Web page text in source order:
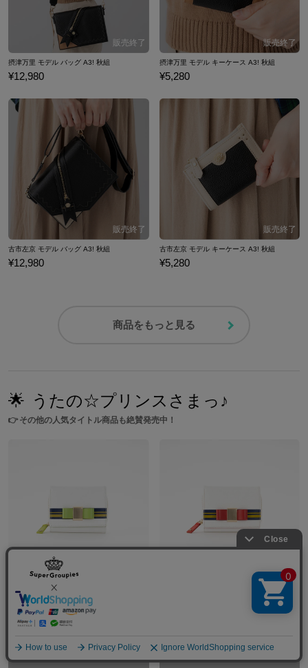
摂津万里 モデル バッグ A3! 秋組
¥12,980
摂津万里 モデル キーケース A3! 秋組
¥5,280
古市左京 モデル バッグ A3! 秋組
¥12,980
古市左京 モデル キーケース A3! 秋組
¥5,280
商品をもっと見る
🌟 うたの☆プリンスさまっ♪
👉その他の人気タイトル商品も絶賛発売中！
¥12,650